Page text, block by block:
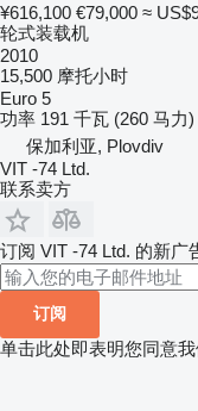
¥616,100 €79,000 ≈
轮式装载机
2010
15,500 摩托小时
Euro 5
功率 191 千瓦 (260 马力)
保加利亚, Plovdiv
VIT -74 Ltd.
联系卖方
订阅 VIT -74 Ltd. 的新广
订阅
单击此处即表明您同意